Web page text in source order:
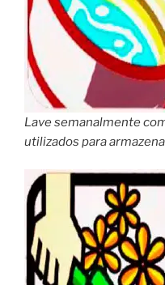
Lave semanalmente
utilizados para